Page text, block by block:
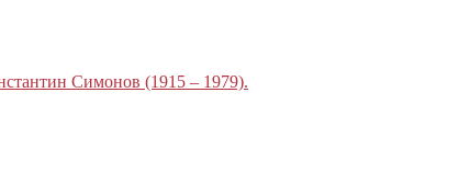
Симонов (1915 – 1979).